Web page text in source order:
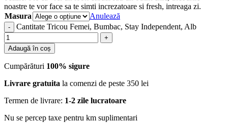
noastre te vor face sa te simti increzatoare si fresh, intreaga zi.
Masura
Anulează
Cantitate Tricou Femei, Bumbac, Stay Independent, Alb
Adaugă în coș
Cumpărături 100% sigure
Livrare gratuita la comenzi de peste 350 lei
Termen de livrare: 1-2 zile lucratoare
Nu se percep taxe pentru km suplimentari